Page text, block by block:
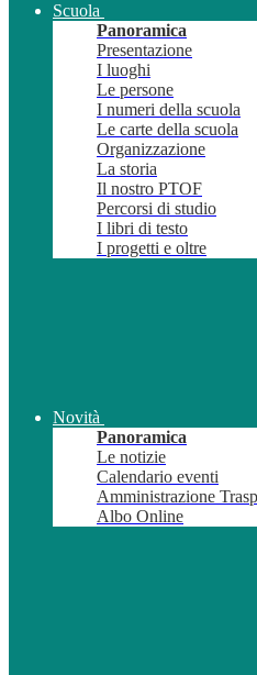
Scuola
Panoramica
Presentazione
I luoghi
Le persone
I numeri della scuola
Le carte della scuola
Organizzazione
La storia
Il nostro PTOF
Percorsi di studio
I libri di testo
I progetti e oltre
Novità
Panoramica
Le notizie
Calendario eventi
Amministrazione
Albo Online